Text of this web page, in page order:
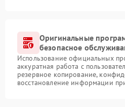
Оригинальные
безопасное
Использование официальных
аккуратная работа с
резервное копирование,
восстановление информации